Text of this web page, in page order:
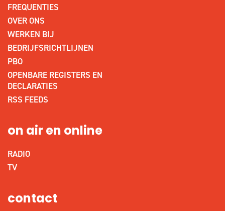
FREQUENTIES
OVER ONS
WERKEN BIJ
BEDRIJFSRICHTLIJNEN
PBO
OPENBARE REGISTERS EN
DECLARATIES
RSS FEEDS
on air en online
RADIO
TV
contact